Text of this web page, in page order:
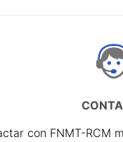
con FNMT-RCM